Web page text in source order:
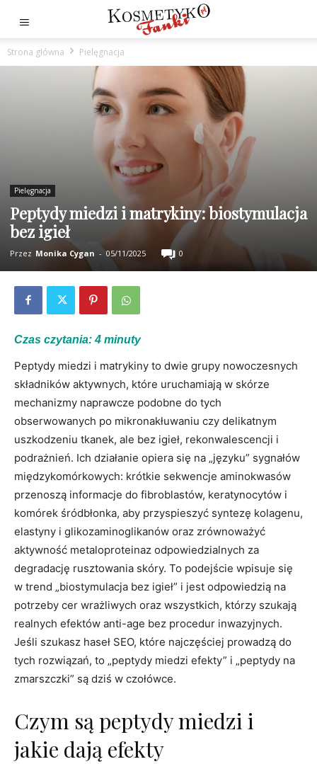
Strona główna Pielęgnacja
Pielęgnacja
Peptydy miedzi i matrykiny: biostymulacja
bez igieł
Przez Monika Cygan - 05/11/2025 0
Czas czytania: 4 minuty
Peptydy miedzi i matrykiny to dwie grupy nowoczesnych
składników aktywnych, które uruchamiają w skórze
mechanizmy naprawcze podobne do tych
obserwowanych po mikronakłuwaniu czy delikatnym
uszkodzeniu tkanek, ale bez igieł, rekonwalescencji i
podrażnień. Ich działanie opiera się na „języku” sygnałów
międzykomórkowych: krótkie sekwencje aminokwasów
przenoszą informacje do fibroblastów, keratynocytów i
komórek śródbłonka, aby przyspieszyć syntezę kolagenu,
elastyny i glikozaminoglikanów oraz zrównoważyć
aktywność metaloproteinaz odpowiedzialnych za
degradację rusztowania skóry. To podejście wpisuje się
w trend „biostymulacja bez igieł” i jest odpowiedzią na
potrzeby cer wrażliwych oraz wszystkich, którzy szukają
realnych efektów anti-age bez procedur inwazyjnych.
Jeśli szukasz haseł SEO, które najczęściej prowadzą do
tych rozwiązań, to „peptydy miedzi efekty” i „peptydy na
zmarszczki” są dziś w czołówce.
Czym są peptydy miedzi i
jakie dają efekty